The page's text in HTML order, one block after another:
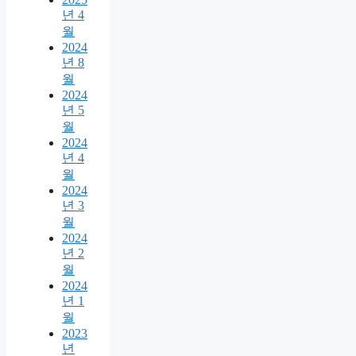
년 4
월
2024
년 8
월
2024
년 5
월
2024
년 4
월
2024
년 3
월
2024
년 2
월
2024
년 1
월
2023
년